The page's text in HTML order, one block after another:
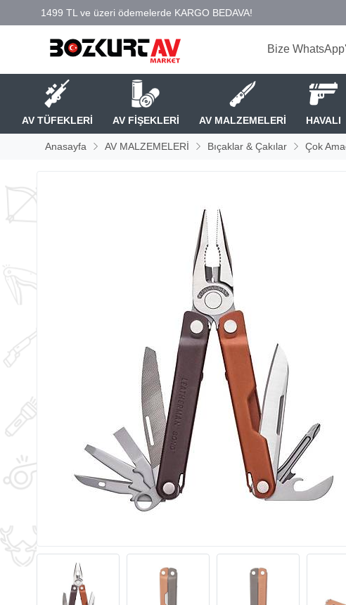
Bize
AV TÜFEKLERİ AV FİŞEKLERİ AV MALZEMELERİ HAVALI
Anasayfa AV MALZEMELERİ Bıçaklar & Çakılar Çok